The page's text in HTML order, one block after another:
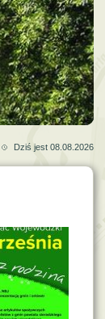
Dziś jest 08.08.2026